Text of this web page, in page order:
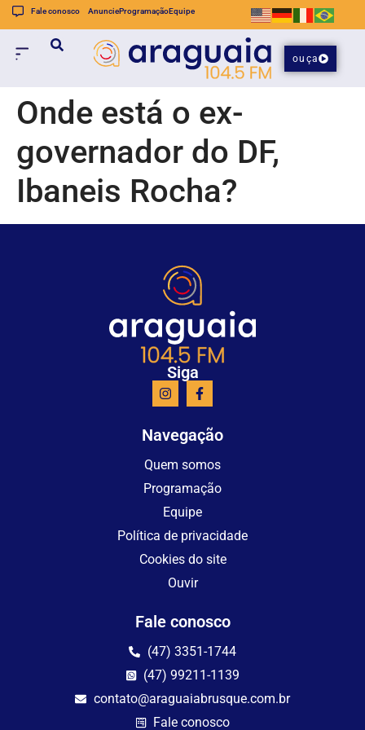
Fale conosco AnuncieProgramaçãoEquipe
ouça
Onde está o ex-
governador do DF,
Ibaneis Rocha?
Siga
Navegação
Quem somos
Programação
Equipe
Política de privacidade
Cookies do site
Ouvir
Fale conosco
(47) 3351-1744
(47) 99211-1139
contato@araguaiabrusque.com.br
Fale conosco